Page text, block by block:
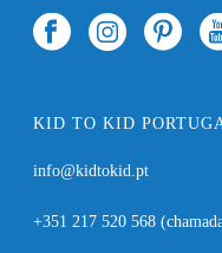
KID TO KID
info@kidtokid.pt
+351 217 520 568